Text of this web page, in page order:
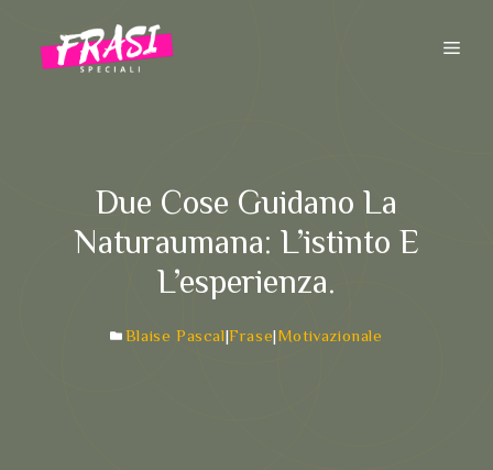
contenuto
Due Cose Guidano La
Naturaumana: L’istinto E
L’esperienza.
Blaise Pascal|Frase|Motivazionale